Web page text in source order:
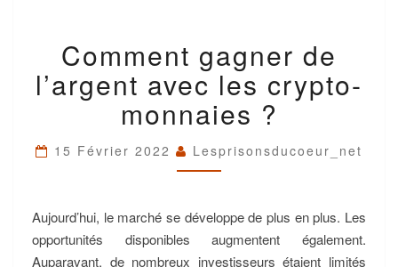
GAGNER
DE
L’ARGENT
AVEC
LES
MONNAIES
?
Comment gagner de
l’argent avec les crypto-
monnaies ?
15 Février 2022 Lesprisonsducoeur_net
Aujourd’hui, le marché se développe de plus en plus. Les
opportunités disponibles augmentent également.
Auparavant, de nombreux investisseurs étaient limités